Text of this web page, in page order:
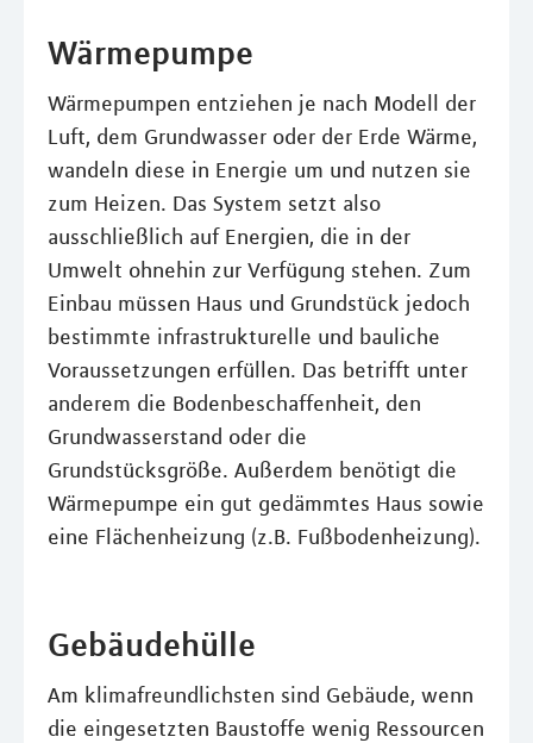
Wärmepumpe
Wärmepumpen entziehen je nach Modell der
Luft, dem Grundwasser oder der Erde Wärme,
wandeln diese in Energie um und nutzen sie
zum Heizen. Das System setzt also
ausschließlich auf Energien, die in der
Umwelt ohnehin zur Verfügung stehen. Zum
Einbau müssen Haus und Grundstück jedoch
bestimmte infrastrukturelle und bauliche
Voraussetzungen erfüllen. Das betrifft unter
anderem die Bodenbeschaffenheit, den
Grundwasserstand oder die
Grundstücksgröße. Außerdem benötigt die
Wärmepumpe ein gut gedämmtes Haus sowie
eine Flächenheizung (z.B. Fußbodenheizung).
Gebäudehülle
Am klimafreundlichsten sind Gebäude, wenn
die eingesetzten Baustoffe wenig Ressourcen